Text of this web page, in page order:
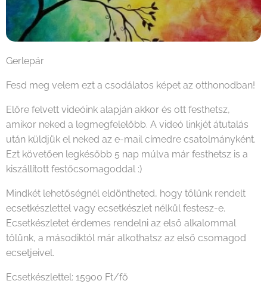
Gerlepár
Fesd meg velem ezt a csodálatos képet az otthonodban!
Előre felvett videóink alapján akkor és ott festhetsz,
amikor neked a legmegfelelőbb. A videó linkjét átutalás
után küldjük el neked az e-mail címedre csatolmányként.
Ezt követően legkésőbb 5 nap múlva már festhetsz is a
kiszállított festőcsomagoddal :)
Mindkét lehetőségnél eldöntheted, hogy tőlünk rendelt
ecsetkészlettel vagy ecsetkészlet nélkül festesz-e.
Ecsetkészletet érdemes rendelni az első alkalommal
tőlünk, a másodiktól már alkothatsz az első csomagod
ecsetjeivel.
Ecsetkészlettel: 15900 Ft/fő